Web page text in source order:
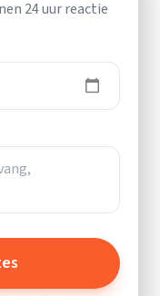
24 uur reactie